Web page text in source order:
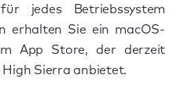
jedes Betriebssystem
erhalten Sie ein macOS-
App Store, der derzeit
High Sierra anbietet.